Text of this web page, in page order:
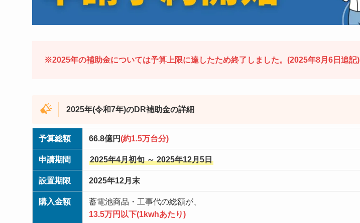
※2025年の補助金については予算上限に達したため終了しました。(2025年8月6日追記)
2025年(令和7年)のDR補助金の詳細
予算総額 66.8億円(約1.5万台分)
申請期間 2025年4月初旬 ～ 2025年12月5日
設置期限 2025年12月末
購入金額
蓄電池商品・工事代の総額が、
13.5万円以下(1kwhあたり)